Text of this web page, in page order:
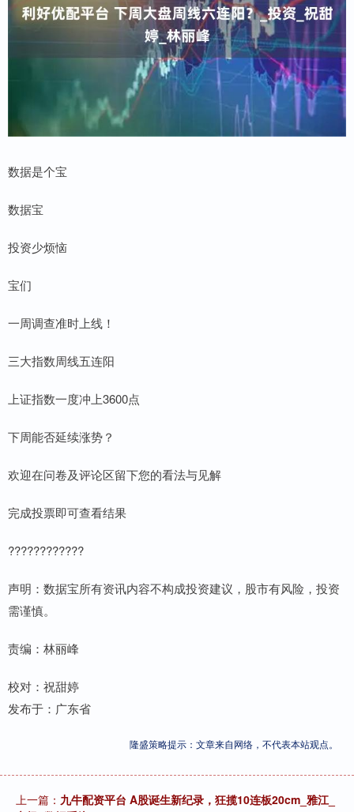
数据是个宝
数据宝
投资少烦恼
宝们
一周调查准时上线！
三大指数周线五连阳
上证指数一度冲上3600点
下周能否延续涨势？
欢迎在问卷及评论区留下您的看法与见解
完成投票即可查看结果
????????????
声明：数据宝所有资讯内容不构成投资建议，股市有风险，投资
需谨慎。
责编：林丽峰
校对：祝甜婷
发布于：广东省
隆盛策略提示：文章来自网络，不代表本站观点。
上一篇： 九牛配资平台 A股诞生新纪录，狂揽10连板20cm_雅江_